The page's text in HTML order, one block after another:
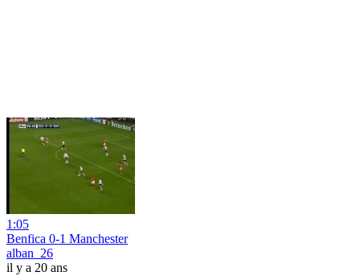
1:05
Benfica 0-1 Manchester
alban_26
il y a 20 ans